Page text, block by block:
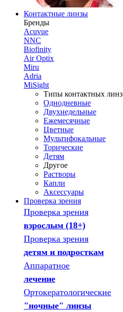
Контактные линзы
Бренды
Acuvue
NNC
Biofinity
Air Optix
Miru
Adria
MiSight
Типы контактных линз
Однодневные
Двухнедельные
Ежемесячные
Цветные
Мультифокальные
Торические
Детям
Другое
Растворы
Капли
Аксессуары
Проверка зрения
Проверка зрения
взрослым (18+)
Проверка зрения
детям и подросткам
Аппаратное
лечение
Ортокератологические
"ночные" линзы